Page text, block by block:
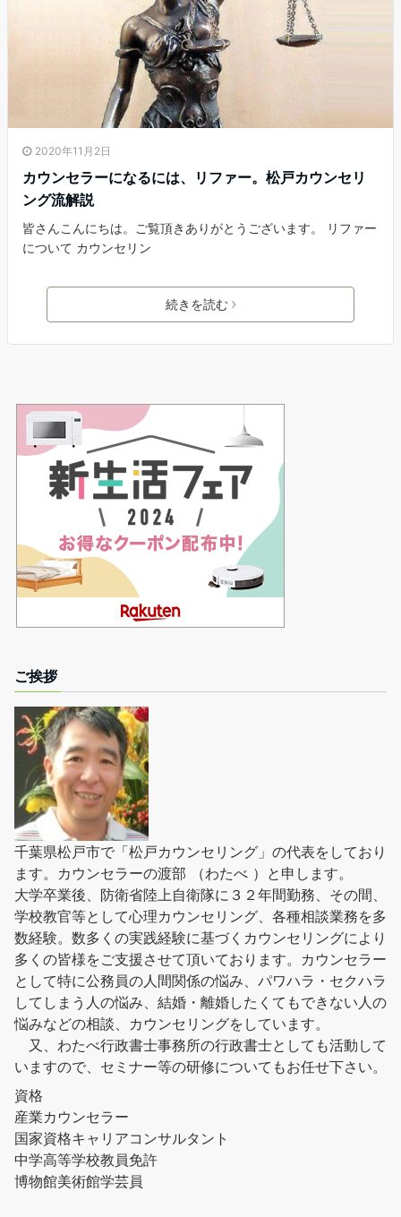
2020年11月2日
カウンセラーになるには、リファー。松戸カウンセリ
ング流解説
皆さんこんにちは。ご覧頂きありがとうございます。 リファー
について カウンセリン
続きを読む
ご挨拶
千葉県松戸市で「松戸カウンセリング」の代表をしており
ます。カウンセラーの渡部 （わたべ ）と申します。
大学卒業後、防衛省陸上自衛隊に３２年間勤務、その間、
学校教官等として心理カウンセリング、各種相談業務を多
数経験。数多くの実践経験に基づくカウンセリングにより
多くの皆様をご支援させて頂いております。カウンセラー
として特に公務員の人間関係の悩み、パワハラ・セクハラ
してしまう人の悩み、結婚・離婚したくてもできない人の
悩みなどの相談、カウンセリングをしています。
又、わたべ行政書士事務所の行政書士としても活動して
いますので、セミナー等の研修についてもお任せ下さい。
資格
産業カウンセラー
国家資格キャリアコンサルタント
中学高等学校教員免許
博物館美術館学芸員